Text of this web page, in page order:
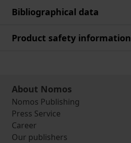
Bibliographical data
Product safety information
About Nomos
Nomos Publishing
Press Service
Career
Our publishers